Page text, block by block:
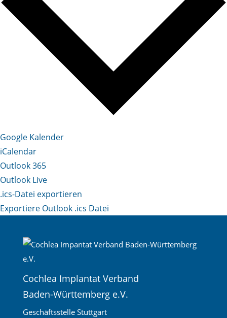
Google Kalender
iCalendar
Outlook 365
Outlook Live
.ics-Datei exportieren
Exportiere Outlook .ics Datei
Cochlea Implantat Verband
Baden-Württemberg e.V.
Geschäftsstelle Stuttgart